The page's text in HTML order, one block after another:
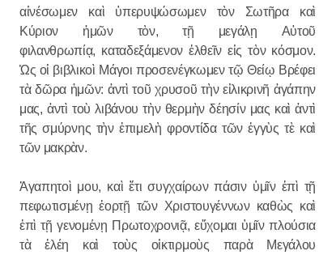
αἰνέσωμεν καὶ ὑπερυψώσωμεν τὸν Σωτῆρα καὶ
Κύριον ἡμῶν τὸν, τῇ μεγάλῃ Αὐτοῦ
φιλανθρωπίᾳ, καταδεξάμενον ἐλθεῖν εἰς τὸν κόσμον.
Ὡς οἱ βιβλικοὶ Μάγοι προσενέγκωμεν τῷ Θείῳ Βρέφει
τὰ δῶρα ἡμῶν: ἀντὶ τοῦ χρυσοῦ τὴν εἰλικρινῆ ἀγάπην
μας, ἀντὶ τοὺ λιβάνου τὴν θερμὴν δέησίν μας καὶ ἀντὶ
τῆς σμύρνης τὴν ἐπιμελὴ φροντίδα τῶν ἐγγὺς τὲ καὶ
τῶν μακρὰν.
Ἀγαπητοὶ μου, καὶ ἔτι συγχαίρων πάσιν ὑμῖν ἐπὶ τῇ
πεφωτισμένῃ ἑορτῇ τῶν Χριστουγέννων καθὼς καὶ
ἐπὶ τῇ γενομένῃ Πρωτοχρονιᾷ, εὔχομαι ὑμῖν πλούσια
τὰ ἐλέη καὶ τοὺς οἰκτιρμοὺς παρὰ Μεγάλου